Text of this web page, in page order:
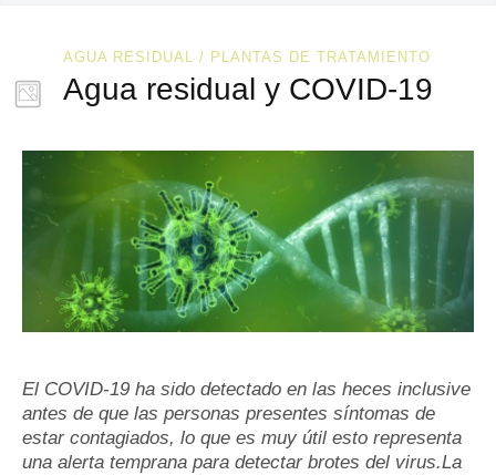
AGUA RESIDUAL / PLANTAS DE TRATAMIENTO
Agua residual y COVID-19
El COVID-19 ha sido detectado en las heces inclusive
antes de que las personas presentes síntomas de
estar contagiados, lo que es muy útil esto representa
una alerta temprana para detectar brotes del virus.La